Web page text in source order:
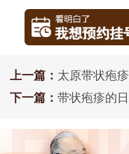
上一篇： 太原带状疱
下一篇： 带状疱疹的